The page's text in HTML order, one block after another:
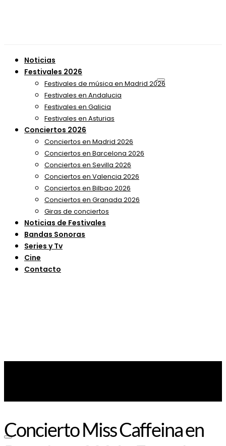
Noticias
Festivales 2026
Festivales de música en Madrid 2026
Festivales en Andalucia
Festivales en Galicia
Festivales en Asturias
Conciertos 2026
Conciertos en Madrid 2026
Conciertos en Barcelona 2026
Conciertos en Sevilla 2026
Conciertos en Valencia 2026
Conciertos en Bilbao 2026
Conciertos en Granada 2026
Giras de conciertos
Noticias de Festivales
Bandas Sonoras
Series y Tv
Cine
Contacto
Concierto Miss Caffeina en